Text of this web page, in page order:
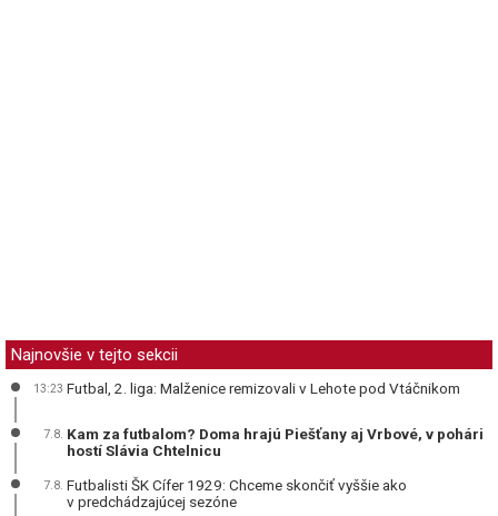
Najnovšie v tejto sekcii
13:23 Futbal, 2. liga: Malženice remizovali v Lehote pod Vtáčnikom
7.8. Kam za futbalom? Doma hrajú Piešťany aj Vrbové, v pohári
hostí Slávia Chtelnicu
7.8. Futbalisti ŠK Cífer 1929: Chceme skončiť vyššie ako
v predchádzajúcej sezóne